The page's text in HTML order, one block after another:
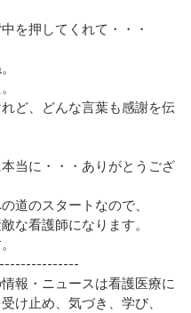
を押してくれて・・・
ど、どんな言葉も感謝を伝
当に・・・ありがとうござ
道のスタートなので、
な看護師になります。
報・ニュースは看護医療に
け止め、気づき、学び、